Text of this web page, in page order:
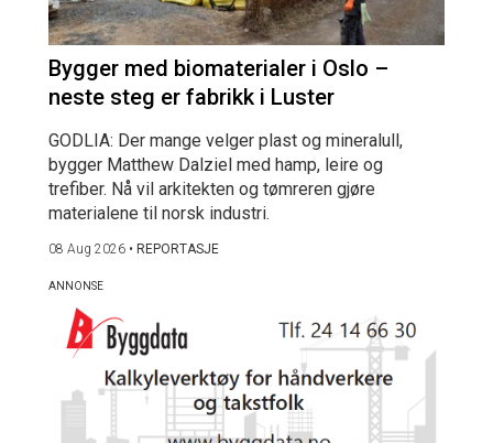
Bygger med biomaterialer i Oslo –
neste steg er fabrikk i Luster
GODLIA: Der mange velger plast og mineralull,
bygger Matthew Dalziel med hamp, leire og
trefiber. Nå vil arkitekten og tømreren gjøre
materialene til norsk industri.
08 Aug 2026 • REPORTASJE